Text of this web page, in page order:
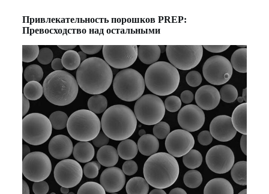
Привлекательность порошков PREP:
Превосходство над остальными